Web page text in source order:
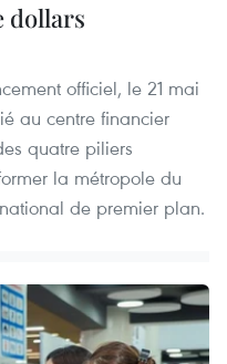
dollars
officiel, le 21 mai
au centre financier
quatre piliers
la métropole du
de premier plan.